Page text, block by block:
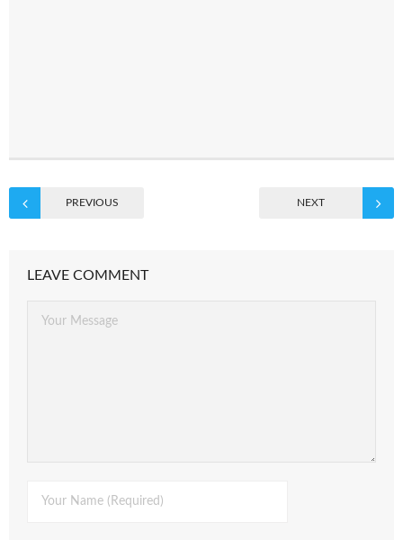
PREVIOUS NEXT
LEAVE COMMENT